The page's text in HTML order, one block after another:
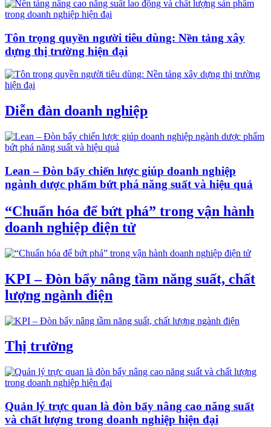
Tôn trọng quyền người tiêu dùng: Nền tảng xây
dựng thị trường hiện đại
Diễn đàn doanh nghiệp
Lean – Đòn bẩy chiến lược giúp doanh nghiệp
ngành dược phẩm bứt phá năng suất và hiệu quả
“Chuẩn hóa để bứt phá” trong vận hành
doanh nghiệp điện tử
KPI – Đòn bẩy nâng tầm năng suất, chất
lượng ngành điện
Thị trường
Quản lý trực quan là đòn bẩy nâng cao năng suất
và chất lượng trong doanh nghiệp hiện đại